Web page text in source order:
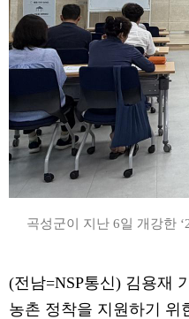
곡성군이 지난 6일 개강한
(전남=NSP통신) 김용재
농촌 정착을 지원하기 위